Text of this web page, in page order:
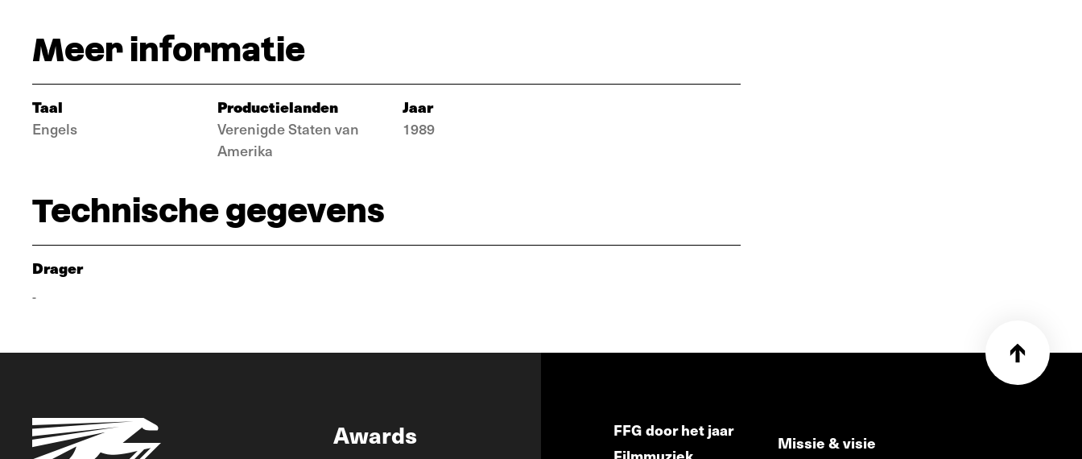
Meer informatie
Taal
Engels
Productielanden
Verenigde Staten van
Amerika
Jaar
1989
Technische gegevens
Drager
-
Awards
FFG door het jaar
Missie & visie